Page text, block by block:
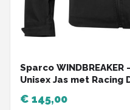
Sparco
Unisex Jas met
€ 145,00